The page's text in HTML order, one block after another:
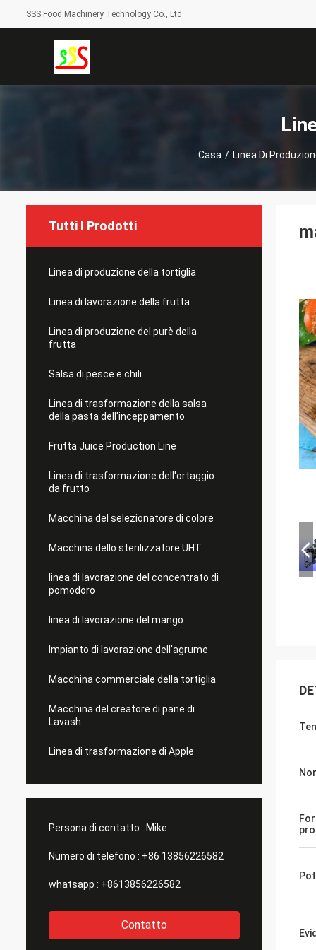
SSS Food Machinery Technology Co., Ltd
Casa / Linea Di
Tutti I Prodotti
Linea di produzione della tortiglia
Linea di lavorazione della frutta
Linea di produzione del purè della
frutta
Salsa di pesce e chili
Linea di trasformazione della salsa
della pasta dell'inceppamento
Frutta Juice Production Line
Linea di trasformazione dell'ortaggio
da frutto
Macchina del selezionatore di colore
Macchina dello sterilizzatore UHT
linea di lavorazione del concentrato di
pomodoro
linea di lavorazione del mango
Impianto di lavorazione dell'agrume
Macchina commerciale della tortiglia
Macchina del creatore di pane di
Lavash
Linea di trasformazione di Apple
Persona di contatto : Mike
Numero di telefono : +86 13856226582
whatsapp : +8613856226582
Contatto